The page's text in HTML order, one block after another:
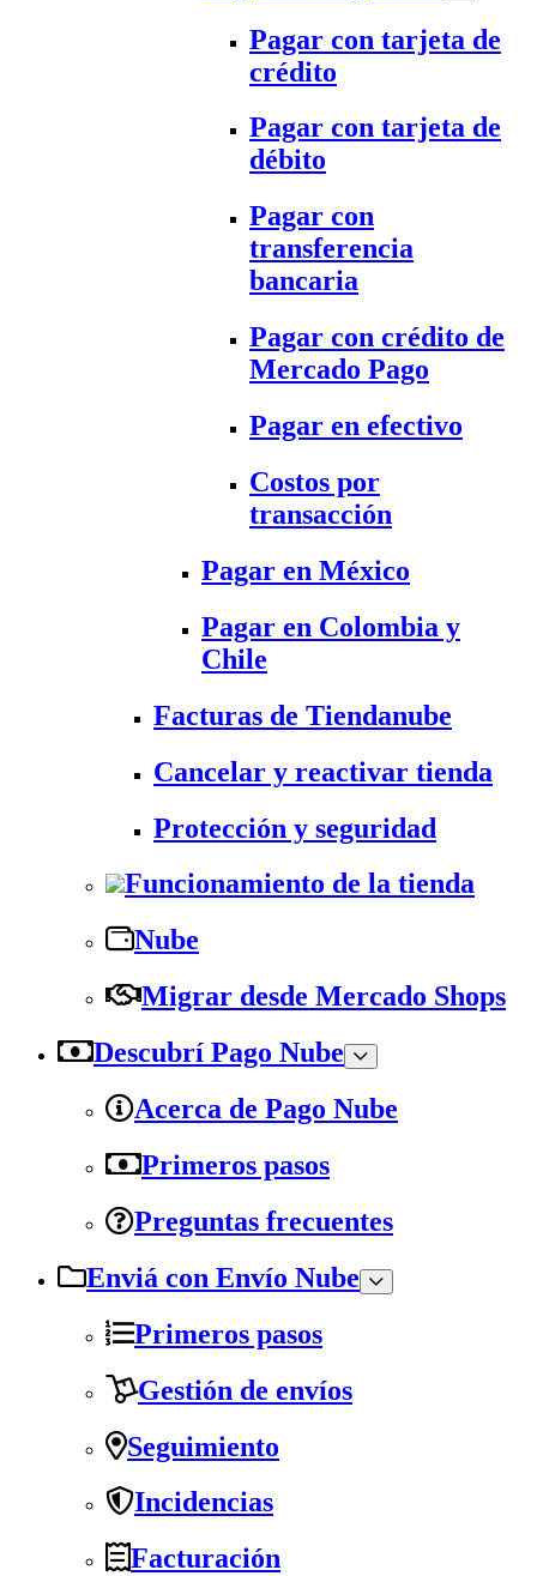
Pagar con tarjeta de
crédito
Pagar con tarjeta de
débito
Pagar con
transferencia
bancaria
Pagar con crédito de
Mercado Pago
Pagar en efectivo
Costos por
transacción
Pagar en México
Pagar en Colombia y
Chile
Facturas de Tiendanube
Cancelar y reactivar tienda
Protección y seguridad
Funcionamiento de la tienda
Nube
Migrar desde Mercado Shops
Descubrí Pago Nube
Acerca de Pago Nube
Primeros pasos
Preguntas frecuentes
Enviá con Envío Nube
Primeros pasos
Gestión de envíos
Seguimiento
Incidencias
Facturación